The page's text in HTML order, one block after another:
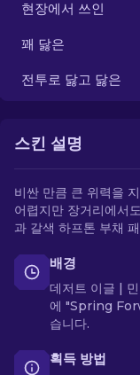
현장에서 쓰인
꽤 닳은
전투로 닳고 닳은
스킨 설명
비싼 만큼 큰 위력을
어렵지만 장거리에서
과 갈색 하프톤 부채
배경
데저트 이글 |
에 "Spring
습니다.
획득 방법